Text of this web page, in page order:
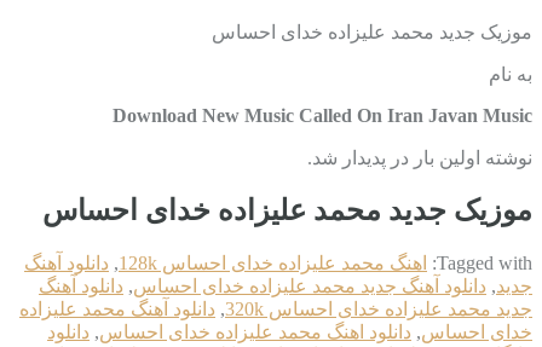
موزیک جدید محمد علیزاده خدای احساس
به نام
Download New Music Called On Iran Javan Music
نوشته اولین بار در پدیدار شد.
موزیک جدید محمد علیزاده خدای احساس
Tagged with: اهنگ محمد علیزاده خدای احساس 128k , دانلود آهنگ
جدید, دانلود آهنگ جدید محمد علیزاده خدای احساس, دانلود آهنگ
جدید محمد علیزاده خدای احساس 320k
, دانلود آهنگ محمد علیزاده
خدای احساس, دانلود اهنگ محمد علیزاده خدای احساس, دانلود